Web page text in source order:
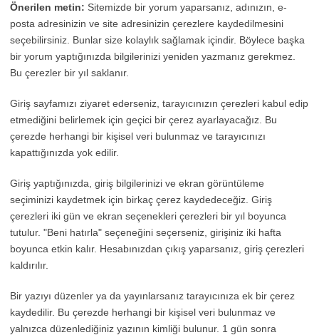
Önerilen metin: Sitemizde bir yorum yaparsanız, adınızın, e-
posta adresinizin ve site adresinizin çerezlere kaydedilmesini
seçebilirsiniz. Bunlar size kolaylık sağlamak içindir. Böylece başka
bir yorum yaptığınızda bilgilerinizi yeniden yazmanız gerekmez.
Bu çerezler bir yıl saklanır.
Giriş sayfamızı ziyaret ederseniz, tarayıcınızın çerezleri kabul edip
etmediğini belirlemek için geçici bir çerez ayarlayacağız. Bu
çerezde herhangi bir kişisel veri bulunmaz ve tarayıcınızı
kapattığınızda yok edilir.
Giriş yaptığınızda, giriş bilgilerinizi ve ekran görüntüleme
seçiminizi kaydetmek için birkaç çerez kaydedeceğiz. Giriş
çerezleri iki gün ve ekran seçenekleri çerezleri bir yıl boyunca
tutulur. "Beni hatırla" seçeneğini seçerseniz, girişiniz iki hafta
boyunca etkin kalır. Hesabınızdan çıkış yaparsanız, giriş çerezleri
kaldırılır.
Bir yazıyı düzenler ya da yayınlarsanız tarayıcınıza ek bir çerez
kaydedilir. Bu çerezde herhangi bir kişisel veri bulunmaz ve
yalnızca düzenlediğiniz yazının kimliği bulunur. 1 gün sonra